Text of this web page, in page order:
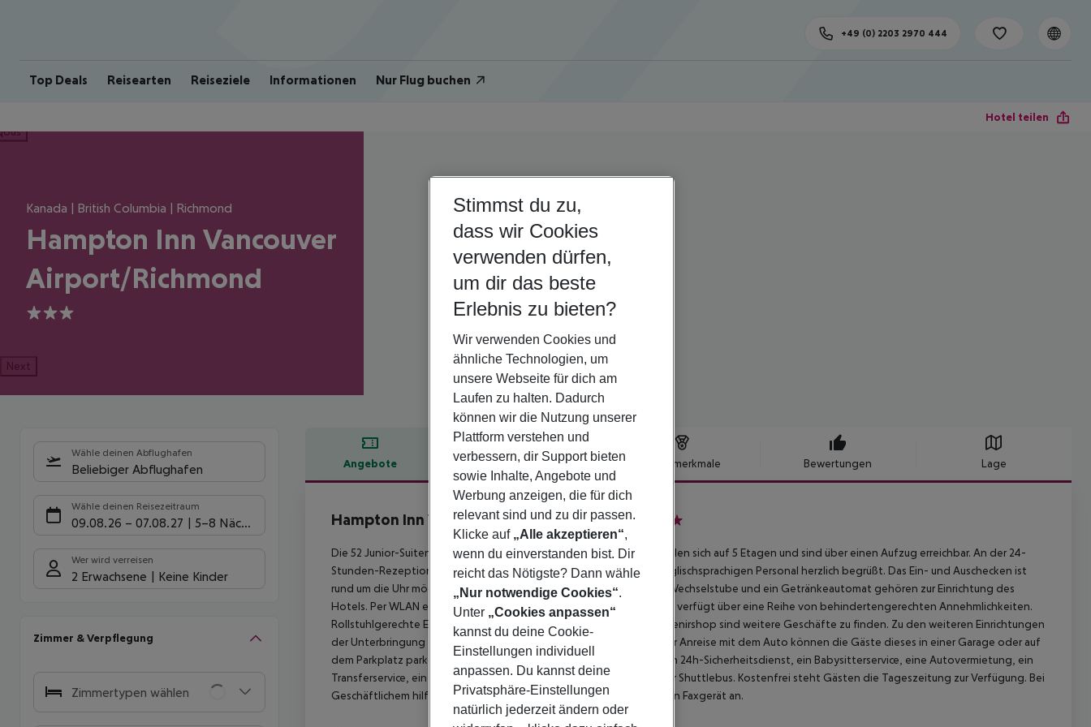
Top Deals Reisearten Reiseziele Informationen Nur Flug buchen
+49 (0) 2203 2970 444
Hotel teilen
Kanada | British Columbia | Richmond
Hampton Inn Vancouver
Airport/Richmond
3
Next
Wähle deinen Abflughafen
Beliebiger Abflughafen
Wähle deinen Reisezeitraum
09.08.26 – 07.08.27 5-8 Nächte
Wer wird verreisen
2 Erwachsene Keine Kinder
Zimmer & Verpflegung
Zimmertypen wählen
Angebote Hotelbeschreibung Hotelmerkmale Bewertungen Lage
Hotelbeschreibung
Hampton Inn Vancouver Airport/Richmond
Die 52 Junior-Suiten, die 109 Einzel- und die 54 Doppelzimmer verteilen sich auf 5 Etagen und sind über einen Aufzug erreichbar. An der 24-
Stunden-Rezeption im Empfangsbereich werden die Gäste vom englischsprachigen Personal herzlich begrüßt. Das Ein- und Auschecken ist
rund um die Uhr möglich. Eine Gepäckaufbewahrung, ein Safe, eine Wechselstube und ein Getränkeautomat gehören zur Einrichtung des
Hotels. Per WLAN erhalten die Gäste Zugang zum Internet. Das Haus verfügt über eine Reihe von behindertengerechten Annehmlichkeiten.
Rollstuhlgerechte Einrichtungen sind vorhanden. Neben einem Souvenirshop sind weitere Geschäfte zu finden. Zu den weiteren Einrichtungen
der Unterbringung zählen ein TV-Raum und ein Spielzimmer. Bei einer Anreise mit dem Auto können die Gäste dieses in einer Garage oder auf
dem Parkplatz parken. Unter den weiteren Leistungen finden sich ein 24h-Sicherheitsdienst, ein Babysitterservice, eine Autovermietung, ein
Transferservice, ein Zimmerservice, ein Wäscheservice und ein eigener Shuttlebus. Kostenfrei steht Gästen die Tageszeitung zur Verfügung. Bei
Geschäftlichem hilft das Business-Center gerne weiter und bietet ein Faxgerät an.
Stimmst du zu,
dass wir Cookies
verwenden dürfen,
um dir das beste
Erlebnis zu bieten?
Wir verwenden Cookies und
ähnliche Technologien, um
unsere Webseite für dich am
Laufen zu halten. Dadurch
können wir die Nutzung unserer
Plattform verstehen und
verbessern, dir Support bieten
sowie Inhalte, Angebote und
Werbung anzeigen, die für dich
relevant sind und zu dir passen.
Klicke auf „Alle akzeptieren“,
wenn du einverstanden bist. Dir
reicht das Nötigste? Dann wähle
„Nur notwendige Cookies“.
Unter „Cookies anpassen“
kannst du deine Cookie-
Einstellungen individuell
anpassen. Du kannst deine
Privatsphäre-Einstellungen
natürlich jederzeit ändern oder